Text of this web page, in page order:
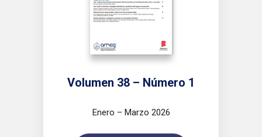
Volumen 38 – Número 1
Enero – Marzo 2026